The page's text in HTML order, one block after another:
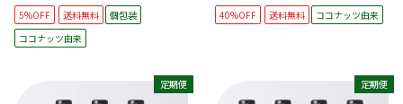
5%OFF 送料無料
個包装
ココナッツ由来
40%OFF 送料無料 ココナッツ由来
定期便 定期便